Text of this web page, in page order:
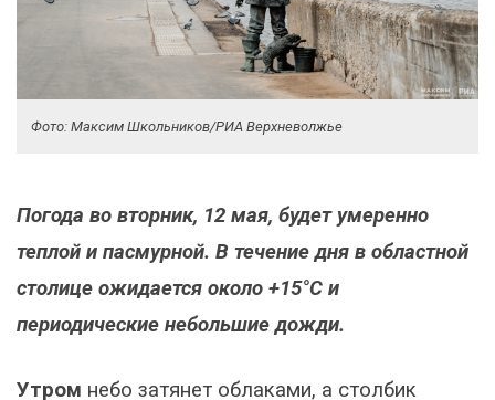
Фото: Максим Школьников/РИА Верхневолжье
Погода во вторник, 12 мая, будет умеренно
теплой и пасмурной. В течение дня в областной
столице ожидается около +15°C и
периодические небольшие дожди.
Утром небо затянет облаками, а столбик